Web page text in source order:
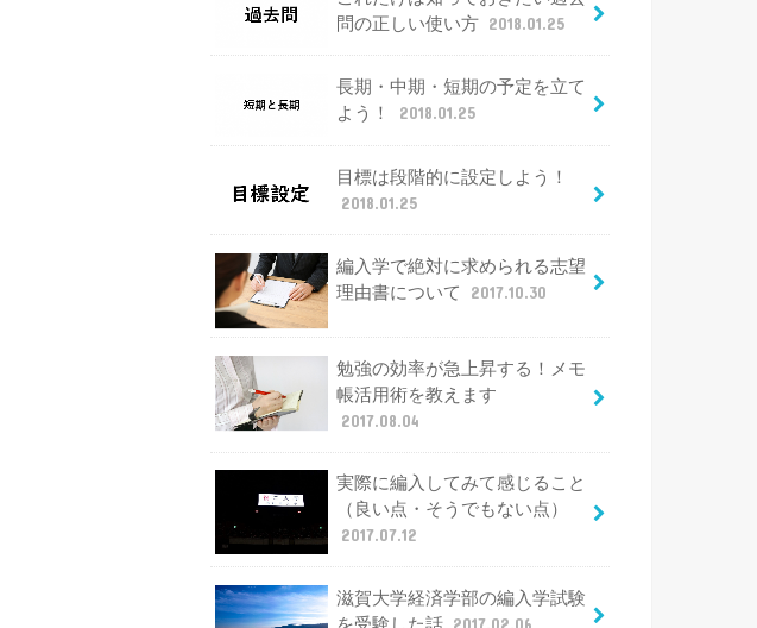
問の正しい使い方 2018.01.25
長期・中期・短期の予定を立て
よう！
2018.01.25
目標は段階的に設定しよう！
2018.01.25
編入学で絶対に求められる志望
理由書について
2017.10.30
勉強の効率が急上昇する！メモ
帳活用術を教えます
2017.08.04
実際に編入してみて感じること
（良い点・そうでもない点）
2017.07.12
滋賀大学経済学部の編入学試験